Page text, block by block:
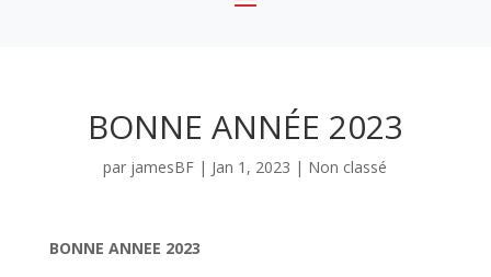
BONNE ANNÉE 2023
par jamesBF | Jan 1, 2023 | Non classé
BONNE ANNEE 2023